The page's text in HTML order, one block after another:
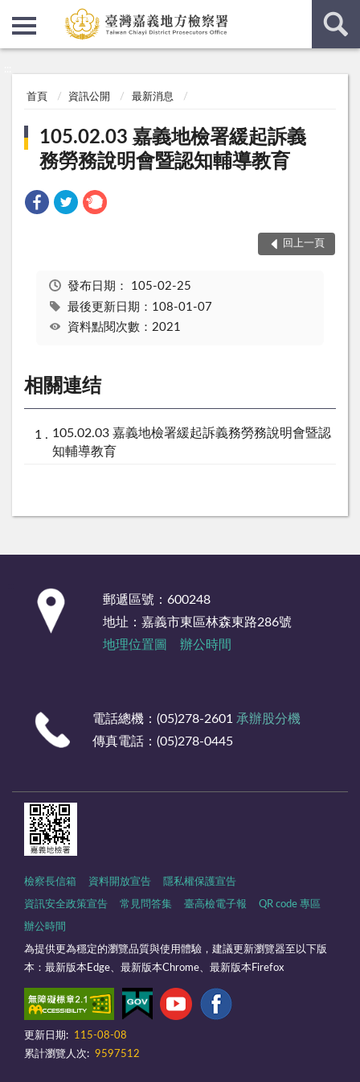
首頁 資訊公開 最新消息
105.02.03 嘉義地檢署緩起訴義
務勞務說明會暨認知輔導教育
回上一頁
發布日期： 105-02-25
最後更新日期：108-01-07
資料點閱次數：2021
相關連结
105.02.03 嘉義地檢署緩起訴義務勞務說明會暨認
知輔導教育
郵遞區號：600248
地址：嘉義市東區林森東路286號
地理位置圖
辦公時間
電話總機：(05)278-2601 承辦股分機
傳真電話：(05)278-0445
檢察長信箱 資料開放宣告 隱私權保護宣告
資訊安全政策宣告 常見問答集 臺高檢電子報 QR code 專區
辦公時間
為提供更為穩定的瀏覽品質與使用體驗，建議更新瀏覽器至以下版
本：最新版本Edge、最新版本Chrome、最新版本Firefox
更新日期:
115-08-08
累計瀏覽人次: 9597512